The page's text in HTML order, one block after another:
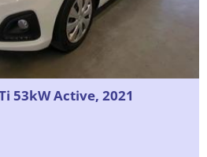
53kW Active, 2021